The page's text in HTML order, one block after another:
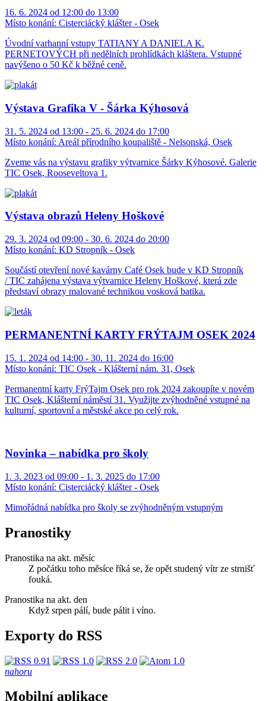
16. 6. 2024 od 12:00 do 13:00
Místo konání: Cisterciácký klášter - Osek
Úvodní varhanní vstupy TATIANY A DANIELA K.
PERNETOVÝCH při nedělních prohlídkách kláštera. Vstupné
navýšeno o 50 Kč k běžné ceně.
Výstava Grafika V - Šárka Kýhosová
31. 5. 2024 od 13:00 - 25. 6. 2024 do 17:00
Místo konání: Areál přírodního koupaliště - Nelsonská, Osek
Zveme vás na výstavu grafiky výtvarnice Šárky Kýhosové. Galerie
TIC Osek, Rooseveltova 1.
Výstava obrazů Heleny Hoškové
29. 3. 2024 od 09:00 - 30. 6. 2024 do 20:00
Místo konání: KD Stropník - Osek
Součástí otevření nové kavárny Café Osek bude v KD Stropník
/ TIC zahájena výstava výtvarnice Heleny Hoškové, která zde
představí obrazy malované technikou vosková batika.
PERMANENTNÍ KARTY FRÝTAJM OSEK 2024
15. 1. 2024 od 14:00 - 30. 11. 2024 do 16:00
Místo konání: TIC Osek - Klášterní nám. 31, Osek
Permanentní karty FrýTajm Osek pro rok 2024 zakoupíte v novém
TIC Osek, Klášterní náměstí 31. Využijte zvýhodněné vstupné na
kulturní, sportovní a městské akce po celý rok.
Novinka – nabídka pro školy
1. 3. 2023 od 09:00 - 1. 3. 2025 do 17:00
Místo konání: Cisterciácký klášter - Osek
Mimořádná nabídka pro školy se zvýhodněným vstupným
Pranostiky
Pranostika na akt. měsíc
Z počátku toho měsíce říká se, že opět studený vítr ze strnišť
fouká.
Pranostika na akt. den
Když srpen pálí, bude pálit i víno.
Exporty do RSS
nahoru
Mobilní aplikace